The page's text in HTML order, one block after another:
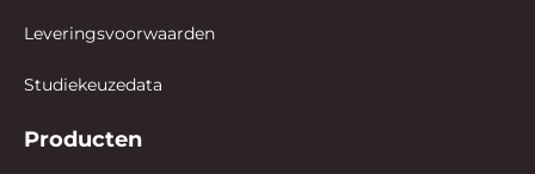
Leveringsvoorwaarden
Studiekeuzedata
Producten